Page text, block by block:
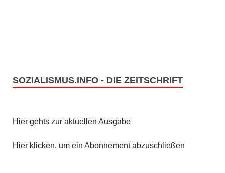
SOZIALISMUS.INFO - DIE ZEITSCHRIFT
Hier gehts zur aktuellen Ausgabe
Hier klicken, um ein Abonnement abzuschließen